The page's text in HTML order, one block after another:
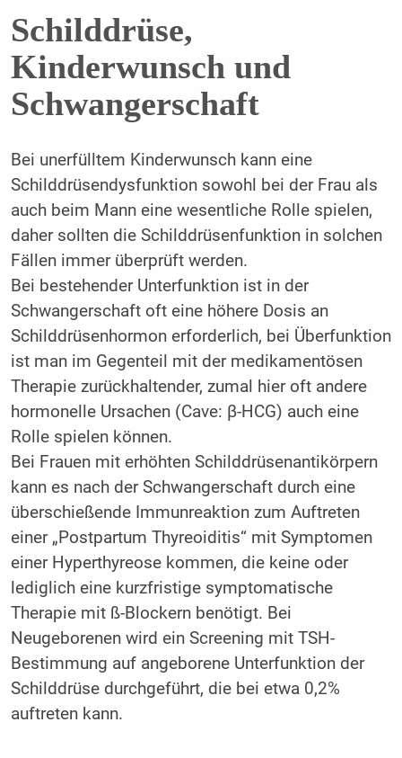
Schilddrüse,
Kinderwunsch und
Schwangerschaft
Bei unerfülltem Kinderwunsch kann eine
Schilddrüsendysfunktion sowohl bei der Frau als
auch beim Mann eine wesentliche Rolle spielen,
daher sollten die Schilddrüsenfunktion in solchen
Fällen immer überprüft werden.
Bei bestehender Unterfunktion ist in der
Schwangerschaft oft eine höhere Dosis an
Schilddrüsenhormon erforderlich, bei Überfunktion
ist man im Gegenteil mit der medikamentösen
Therapie zurückhaltender, zumal hier oft andere
hormonelle Ursachen (Cave: β-HCG) auch eine
Rolle spielen können.
Bei Frauen mit erhöhten Schilddrüsenantikörpern
kann es nach der Schwangerschaft durch eine
überschießende Immunreaktion zum Auftreten
einer „Postpartum Thyreoiditis“ mit Symptomen
einer Hyperthyreose kommen, die keine oder
lediglich eine kurzfristige symptomatische
Therapie mit ß-Blockern benötigt. Bei
Neugeborenen wird ein Screening mit TSH-
Bestimmung auf angeborene Unterfunktion der
Schilddrüse durchgeführt, die bei etwa 0,2%
auftreten kann.